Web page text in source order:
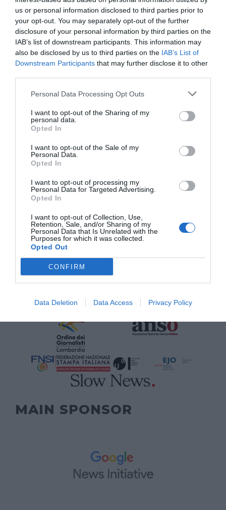
us or personal information disclosed to third parties prior to
your opt-out. You may separately opt-out of the further
disclosure of your personal information by third parties on the
IAB’s list of downstream participants. This information may
also be disclosed by us to third parties on the IAB’s List of
Downstream Participants that may further disclose it to other
Personal Data Processing Opt Outs
I want to opt-out of the Sharing of my
personal data.
Opted In
I want to opt-out of the Sale of my
Personal Data.
Opted In
I want to opt-out of processing my
Personal Data for Targeted Advertising.
Opted In
I want to opt-out of Collection, Use,
Retention, Sale, and/or Sharing of my
Personal Data that Is Unrelated with the
Purposes for which it was collected.
Opted Out
CONFIRM
Data Deletion Data Access Privacy Policy
Camera di Commercio di piazza
Montegrappa. L’ingresso è libero e gratuito.
ORGANIZZATO DA
CON IL SUPPORTO DI
MAIN SPONSOR